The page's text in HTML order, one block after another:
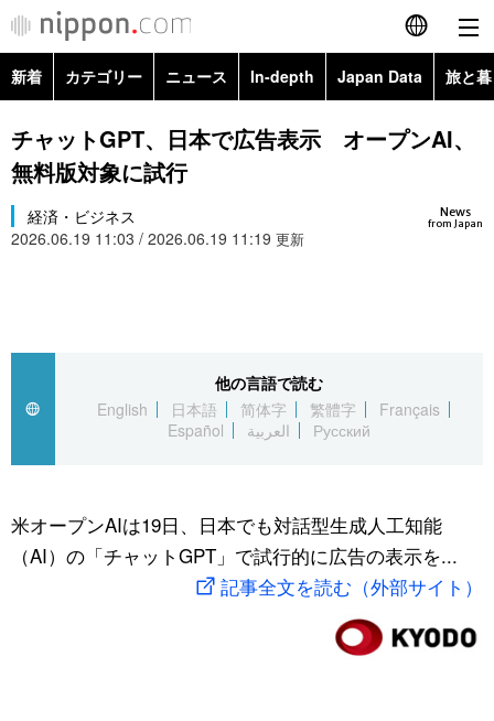
English
简体字
Русский
カテゴリー
国際
社会
文化
アーカイブ
Japan Data
旅と暮らし
動画/Live
新着 カテゴリー ニュース In-depth Japan Data 旅と
政治・外交
経済・ビジネス
国際・海外
文化
科学・技術
暮らし
スポーツ・東京2020
Topics
チャットGPT、日本で広告表示 オープンAI、
無料版対象に試行
News
from Japan
経済・ビジネス
2026.06.19 11:03 / 2026.06.19 11:19 更新
他の言語で読む
English
日本語 简体字 繁體字
Français
Español
العربية Русский
米オープンAIは19日、日本でも対話型生成人工知能
（AI）の「チャットGPT」で試行的に広告の表示を...
記事全文を読む（外部サイト）